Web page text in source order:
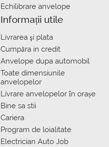
Echilibrare anvelope
Informații utile
Livrarea şi plata
Сumpăra in credit
Anvelope dupa automobil
Toate dimensiunile
anvelopelor
Livrare anvelopelor în orașe
Bine sa stii
Cariera
Program de loialitate
Electrician Auto Job